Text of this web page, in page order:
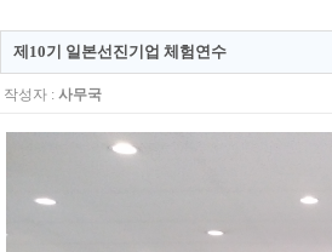
제10기 일본선진기업 체험연수
작성자 : 사무국